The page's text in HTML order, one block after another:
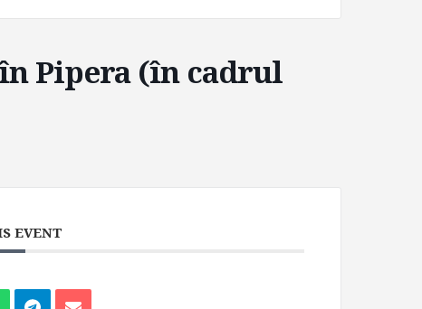
Pipera (în cadrul
EVENT